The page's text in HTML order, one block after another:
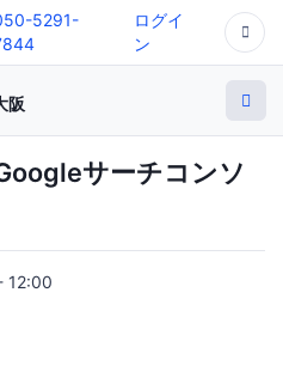
5291-
ログイ
ン
阪
サーチコンソ
12:00